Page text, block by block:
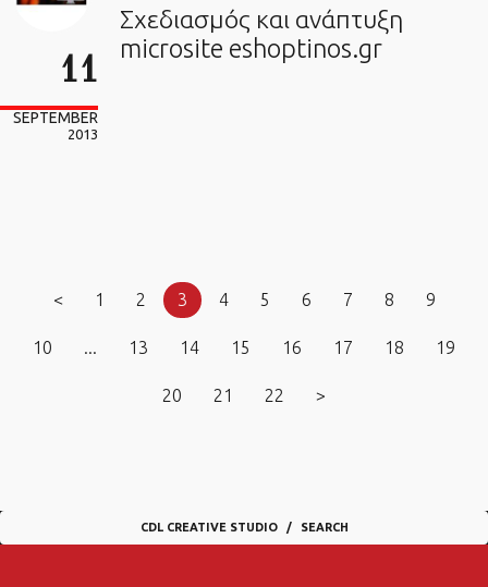
11
SEPTEMBER
2013
Σχεδιασμός και ανάπτυξη
microsite eshoptinos.gr
< 1 2 3 4 5 6 7 8 9
10 ... 13 14 15 16 17 18 19
20 21 22 >
CDL CREATIVE STUDIO SEARCH